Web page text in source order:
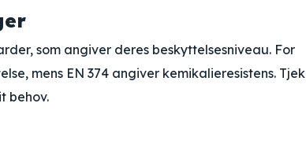
som angiver deres beskyttelsesniveau. For
mens EN 374 angiver kemikalieresistens. Tjek
behov.